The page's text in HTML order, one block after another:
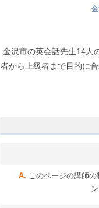
金沢市の英会話先生14人
者から上級者まで目的に
このページの講師